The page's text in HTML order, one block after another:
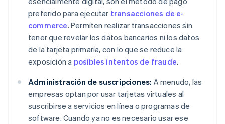
preferido para ejecutar transacciones de e-
commerce. Permiten realizar transacciones sin
tener que revelar los datos bancarios ni los datos
de la tarjeta primaria, con lo que se reduce la
exposición a posibles intentos de fraude.
Administración de suscripciones: A menudo, las
empresas optan por usar tarjetas virtuales al
suscribirse a servicios en línea o programas de
software. Cuando ya no es necesario usar ese